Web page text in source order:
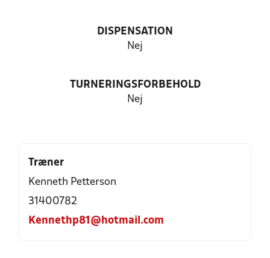
DISPENSATION
Nej
TURNERINGSFORBEHOLD
Nej
Træner
Kenneth Petterson
31400782
Kennethp81@hotmail.com